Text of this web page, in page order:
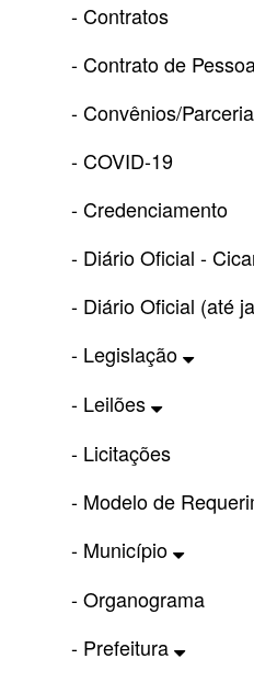
- Contratos
- Contrato de
- Convênios/
- COVID-19
- Credenciamento
- Diário Oficial -
- Diário Oficial (até
- Legislação
- Leilões
- Licitações
- Modelo de
- Município
- Organograma
- Prefeitura